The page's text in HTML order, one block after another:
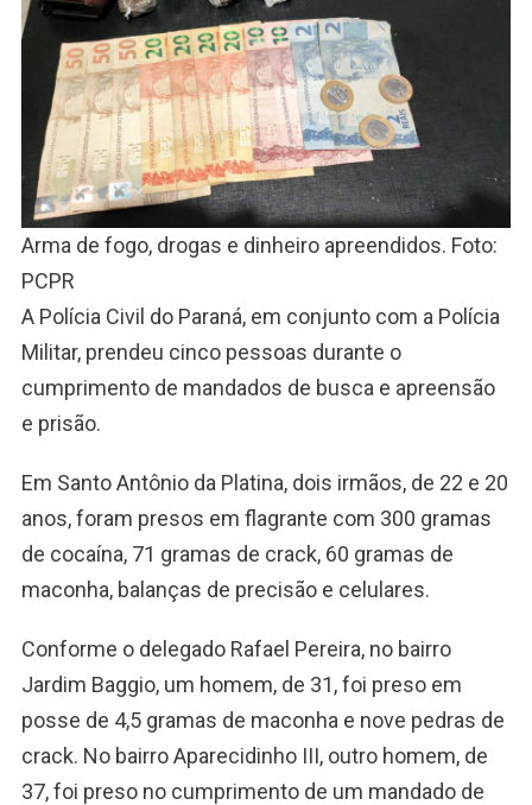
Arma de fogo, drogas e dinheiro apreendidos. Foto:
PCPR
A Polícia Civil do Paraná, em conjunto com a Polícia
Militar, prendeu cinco pessoas durante o
cumprimento de mandados de busca e apreensão
e prisão.
Em Santo Antônio da Platina, dois irmãos, de 22 e 20
anos, foram presos em flagrante com 300 gramas
de cocaína, 71 gramas de crack, 60 gramas de
maconha, balanças de precisão e celulares.
Conforme o delegado Rafael Pereira, no bairro
Jardim Baggio, um homem, de 31, foi preso em
posse de 4,5 gramas de maconha e nove pedras de
crack. No bairro Aparecidinho III, outro homem, de
37, foi preso no cumprimento de um mandado de